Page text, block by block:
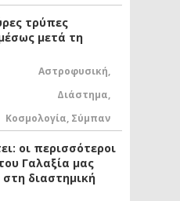
τρύπες
μετά τη
Αστροφυσική,
Διάστημα,
Κοσμολογία, Σύμπαν
οι περισσότεροι
Γαλαξία μας
στη διαστημική